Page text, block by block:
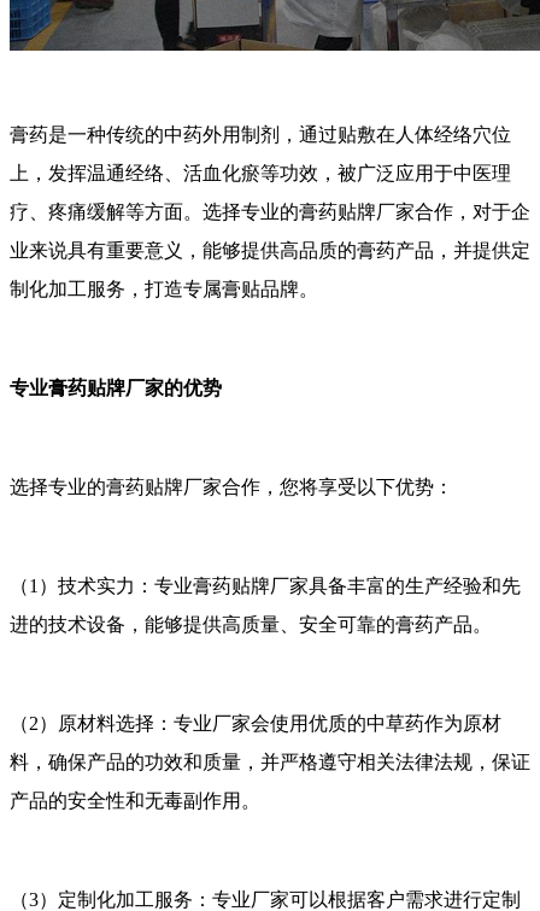
膏药是一种传统的中药外用制剂，通过贴敷在人体经络穴位
上，发挥温通经络、活血化瘀等功效，被广泛应用于中医理
疗、疼痛缓解等方面。选择专业的膏药贴牌厂家合作，对于企
业来说具有重要意义，能够提供高品质的膏药产品，并提供定
制化加工服务，打造专属膏贴品牌。
专业膏药贴牌厂家的优势
选择专业的膏药贴牌厂家合作，您将享受以下优势：
（1）技术实力：专业膏药贴牌厂家具备丰富的生产经验和先
进的技术设备，能够提供高质量、安全可靠的膏药产品。
（2）原材料选择：专业厂家会使用优质的中草药作为原材
料，确保产品的功效和质量，并严格遵守相关法律法规，保证
产品的安全性和无毒副作用。
（3）定制化加工服务：专业厂家可以根据客户需求进行定制